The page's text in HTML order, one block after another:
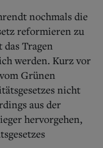
nochmals die
reformieren zu
Tragen
werden. Kurz vor
Grünen
nicht
aus der
hervorgehen,